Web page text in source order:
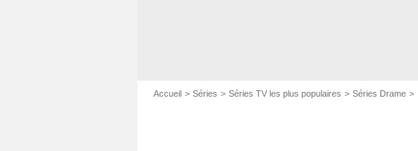
Accueil Séries Séries TV les plus populaires Séries Drame